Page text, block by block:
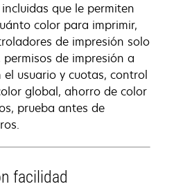
que le permiten
color para imprimir,
de impresión solo
de impresión a
usuario y cuotas, control
global, ahorro de color
prueba antes de
facilidad